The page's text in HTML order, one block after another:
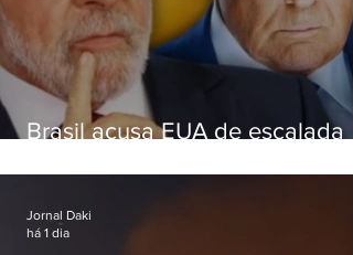
Brasil acusa EUA de escalada
embaixadora
Jornal Daki
há 1 dia